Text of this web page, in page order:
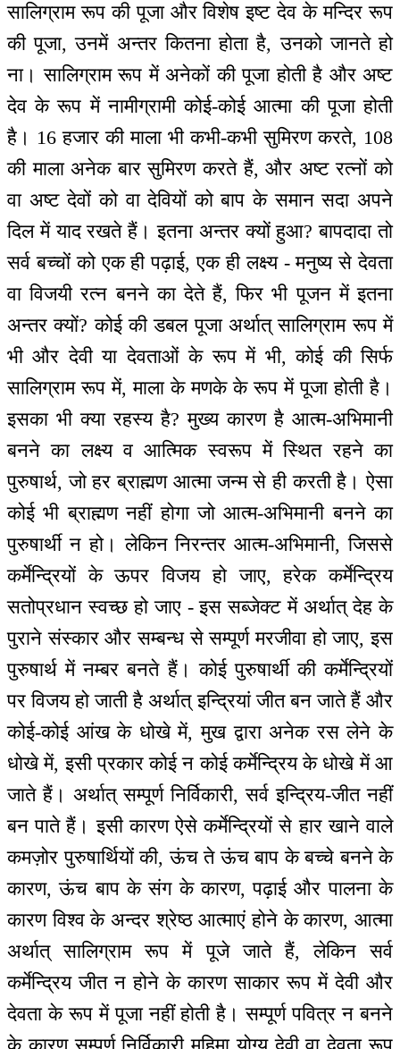
सालिग्राम रूप की पूजा और विशेष इष्ट देव के मन्दिर रूप
की पूजा, उनमें अन्तर कितना होता है, उनको जानते हो
ना। सालिग्राम रूप में अनेकों की पूजा होती है और अष्ट
देव के रूप में नामीग्रामी कोई-कोई आत्मा की पूजा होती
है। 16 हजार की माला भी कभी-कभी सुमिरण करते, 108
की माला अनेक बार सुमिरण करते हैं, और अष्ट रत्नों को
वा अष्ट देवों को वा देवियों को बाप के समान सदा अपने
दिल में याद रखते हैं। इतना अन्तर क्यों हुआ? बापदादा तो
सर्व बच्चों को एक ही पढ़ाई, एक ही लक्ष्य - मनुष्य से देवता
वा विजयी रत्न बनने का देते हैं, फिर भी पूजन में इतना
अन्तर क्यों? कोई की डबल पूजा अर्थात् सालिग्राम रूप में
भी और देवी या देवताओं के रूप में भी, कोई की सिर्फ
सालिग्राम रूप में, माला के मणके के रूप में पूजा होती है।
इसका भी क्या रहस्य है? मुख्य कारण है आत्म-अभिमानी
बनने का लक्ष्य व आत्मिक स्वरूप में स्थित रहने का
पुरुषार्थ, जो हर ब्राह्मण आत्मा जन्म से ही करती है। ऐसा
कोई भी ब्राह्मण नहीं होगा जो आत्म-अभिमानी बनने का
पुरुषार्थी न हो। लेकिन निरन्तर आत्म-अभिमानी, जिससे
कर्मेन्द्रियों के ऊपर विजय हो जाए, हरेक कर्मेन्द्रिय
सतोप्रधान स्वच्छ हो जाए - इस सब्जेक्ट में अर्थात् देह के
पुराने संस्कार और सम्बन्ध से सम्पूर्ण मरजीवा हो जाए, इस
पुरुषार्थ में नम्बर बनते हैं। कोई पुरुषार्थी की कर्मेन्द्रियों
पर विजय हो जाती है अर्थात् इन्द्रियां जीत बन जाते हैं और
कोई-कोई आंख के धोखे में, मुख द्वारा अनेक रस लेने के
धोखे में, इसी प्रकार कोई न कोई कर्मेन्द्रिय के धोखे में आ
जाते हैं। अर्थात् सम्पूर्ण निर्विकारी, सर्व इन्द्रिय-जीत नहीं
बन पाते हैं। इसी कारण ऐसे कर्मेन्द्रियों से हार खाने वाले
कमज़ोर पुरुषार्थियों की, ऊंच ते ऊंच बाप के बच्चे बनने के
कारण, ऊंच बाप के संग के कारण, पढ़ाई और पालना के
कारण विश्व के अन्दर श्रेष्ठ आत्माएं होने के कारण, आत्मा
अर्थात् सालिग्राम रूप में पूजे जाते हैं, लेकिन सर्व
कर्मेन्द्रिय जीत न होने के कारण साकार रूप में देवी और
देवता के रूप में पूजा नहीं होती है। सम्पूर्ण पवित्र न बनने